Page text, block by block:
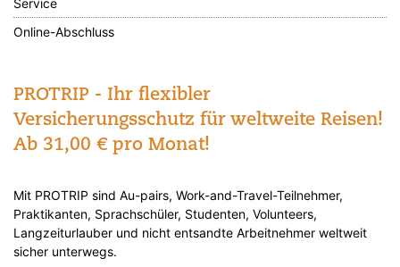
Service
Online-Abschluss
PROTRIP - Ihr flexibler
Versicherungsschutz für weltweite Reisen!
Ab 31,00 € pro Monat!
Mit PROTRIP sind Au-pairs, Work-and-Travel-Teilnehmer,
Praktikanten, Sprachschüler, Studenten, Volunteers,
Langzeiturlauber und nicht entsandte Arbeitnehmer weltweit
sicher unterwegs.